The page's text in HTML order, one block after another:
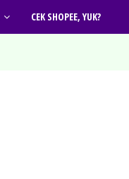
CEK SHOPEE, YUK?